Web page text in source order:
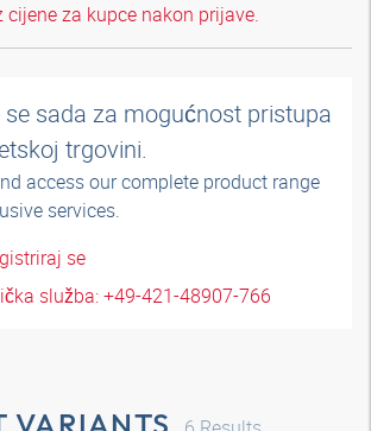
cijene za kupce nakon prijave.
sada za mogućnost pristupa
trgovini.
access our complete product range
services.
se
služba: +49-421-48907-766